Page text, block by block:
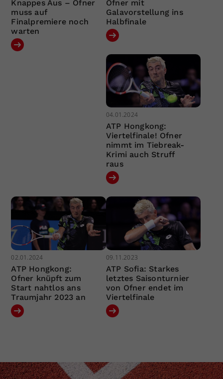
Knappes Aus – Ofner
muss auf
Finalpremiere noch
warten
Ofner mit
Galavorstellung ins
Halbfinale
04.01.2024
ATP Hongkong:
Viertelfinale! Ofner
nimmt im Tiebreak-
Krimi auch Struff
raus
02.01.2024
ATP Hongkong:
Ofner knüpft zum
Start nahtlos ans
Traumjahr 2023 an
09.11.2023
ATP Sofia: Starkes
letztes Saisonturnier
von Ofner endet im
Viertelfinale